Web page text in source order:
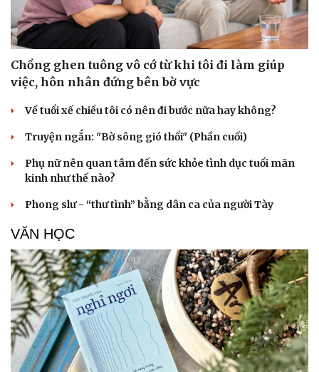
Chồng ghen tuông vô cớ từ khi tôi đi làm giúp
việc, hôn nhân đứng bên bờ vực
Về tuổi xế chiều tôi có nên đi bước nữa hay không?
Truyện ngắn: "Bờ sông gió thổi" (Phần cuối)
Phụ nữ nên quan tâm đến sức khỏe tình dục tuổi mãn
kinh như thế nào?
Phong slư - “thư tình” bằng dân ca của người Tày
VĂN HỌC